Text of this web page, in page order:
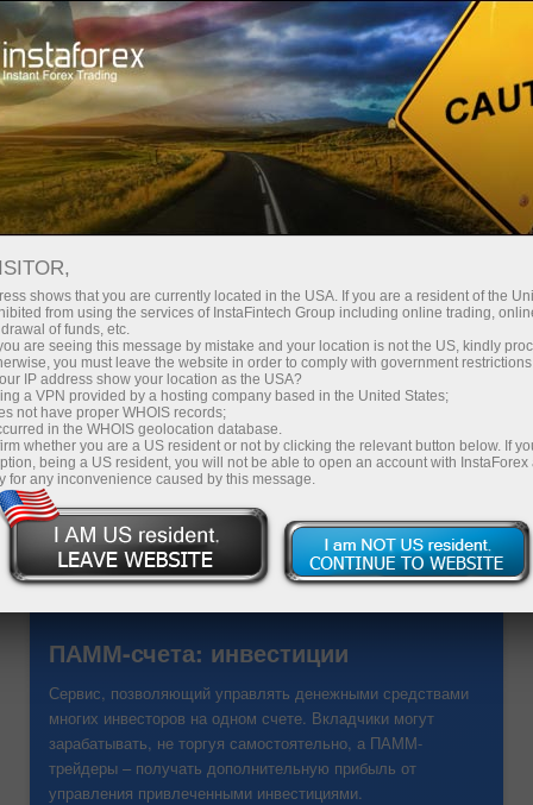
Инвесторам
ПАММ-счета: инвестиции
Сервис, позволяющий управлять денежными средствами
многих инвесторов на одном счете. Вкладчики могут
зарабатывать, не торгуя самостоятельно, а ПАММ-
трейдеры – получать дополнительную прибыль от
управления привлеченными инвестициями.
shows that you are currently located in the USA. If you are a resident of the
from using the services of InstaFintech Group including online trading,
of funds, etc.
are seeing this message by mistake and your location is not the US, kindly
you must leave the website in order to comply with government
IP address show your location as the USA?
a VPN provided by a hosting company based in the United States;
not have proper WHOIS records;
in the WHOIS geolocation database.
whether you are a US resident or not by clicking the relevant button below. If
being a US resident, you will not be able to open an account with InstaForex
for any inconvenience caused by this message.